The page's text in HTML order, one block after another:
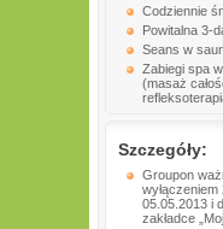
Codziennie
Powitalna 3-
Seans w
Zabiegi spa
(masaż
Szczegóły:
Groupon
05.05.2013 i
zakładce